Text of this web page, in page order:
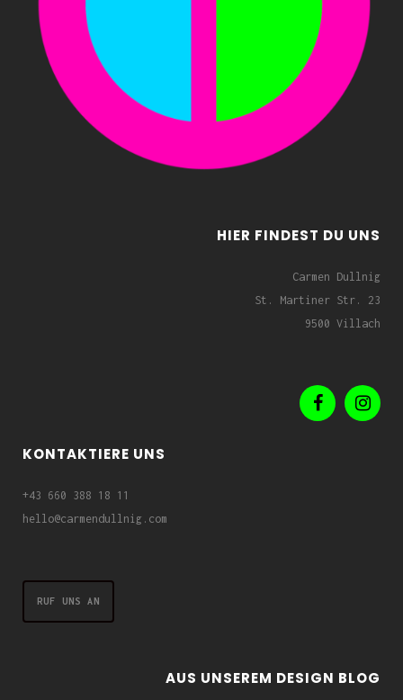
HIER FINDEST DU UNS
Carmen Dullnig
St. Martiner Str. 23
9500 Villach
KONTAKTIERE UNS
+43 660 388 18 11
hello@carmendullnig.com
RUF UNS AN
AUS UNSEREM DESIGN BLOG